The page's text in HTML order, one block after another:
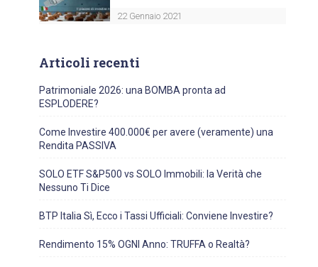
22 Gennaio 2021
Articoli recenti
Patrimoniale 2026: una BOMBA pronta ad
ESPLODERE?
Come Investire 400.000€ per avere (veramente) una
Rendita PASSIVA
SOLO ETF S&P500 vs SOLO Immobili: la Verità che
Nessuno Ti Dice
BTP Italia Sì, Ecco i Tassi Ufficiali: Conviene Investire?
Rendimento 15% OGNI Anno: TRUFFA o Realtà?